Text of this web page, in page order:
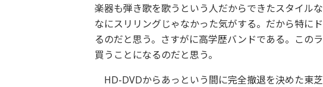
楽器も弾き歌を歌うという人だからできたスタイル
なにスリリングじゃなかった気がする。だから特に
るのだと思う。さすがに高学歴バンドである。この
買うことになるのだと思う。
HD-DVDからあっという間に完全撤退を決めた東